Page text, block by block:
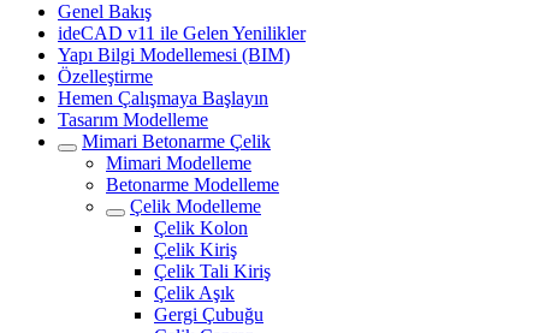
Genel Bakış
ideCAD v11 ile Gelen Yenilikler
Yapı Bilgi Modellemesi (BIM)
Özelleştirme
Hemen Çalışmaya Başlayın
Tasarım Modelleme
Mimari Betonarme Çelik
Mimari Modelleme
Betonarme Modelleme
Çelik Modelleme
Çelik Kolon
Çelik Kiriş
Çelik Tali Kiriş
Çelik Aşık
Gergi Çubuğu